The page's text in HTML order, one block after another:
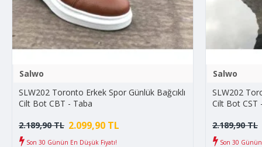
Salwo
SLW202 Toronto Erkek Spor Günlük Bağcıklı
Cilt Bot CBT - Taba
2.099,90 TL
2.189,90 TL
Son 30 Günün En Düşük Fiyatı!
Salwo
SLW202
Cilt Bot CST
2.189,90 TL
Son 30